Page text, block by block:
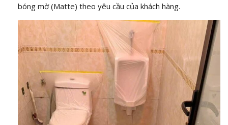
bóng mờ (Matte) theo yêu cầu của khách hàng.